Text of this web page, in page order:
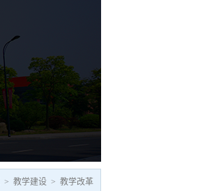
> 教学建设 > 教学改革